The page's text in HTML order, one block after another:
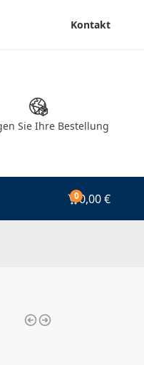
Kontakt
Sie Ihre Bestellung
00,00€